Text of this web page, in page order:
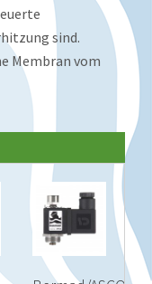
sind.
Membran vom